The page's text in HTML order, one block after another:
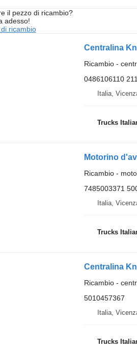
il pezzo di ricambio?
adesso!
ricambio
Centralina
Ricambio -
0486106110
Italia,
Trucks
Motorino
Ricambio -
7485003371
Italia,
Trucks
Centralina
Ricambio -
5010457367
Italia,
Trucks